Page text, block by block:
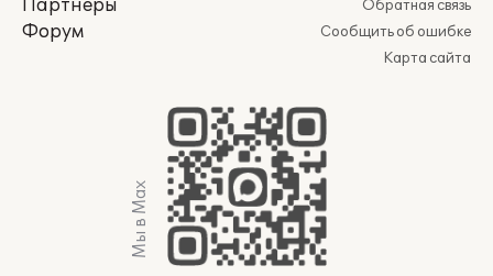
Партнеры
Форум
Обратная связь
Сообщить об ошибке
Карта сайта
Мы в Max